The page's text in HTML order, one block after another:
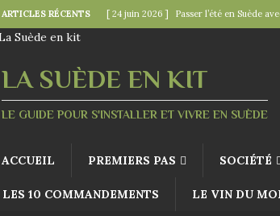
ARTICLES RÉCENTS [ 24 juin 2026 ] Passer l’été en Suède
[ 18 juin 2026 ] Midsommar — la fête
Le rire s’invite à table : «
LA SUÈDE EN KIT
LE GUIDE POUR S'INSTALLER ET VIVRE EN SUÈDE
ACCUEIL PREMIERS PAS SOCIÉTÉ
LES 10 COMMANDEMENTS LE VIN DU